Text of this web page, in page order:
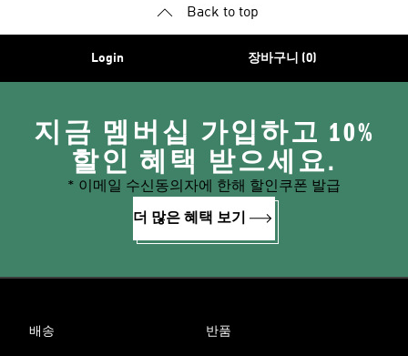
Back to top
Login 장바구니 (0)
지금 멤버십 가입하고 10%
할인 혜택 받으세요.
* 이메일 수신동의자에 한해 할인쿠폰 발급
더 많은 혜택 보기
배송 반품